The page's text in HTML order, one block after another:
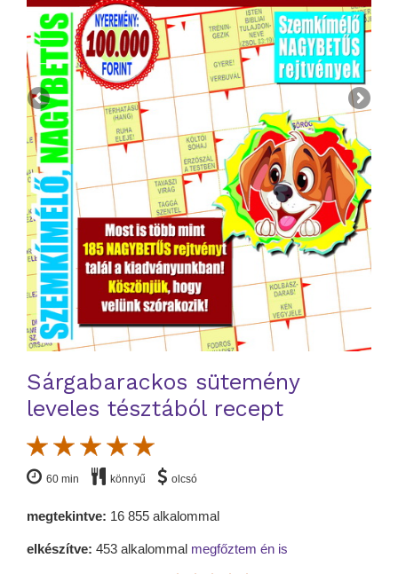
Sárgabarackos sütemény
leveles tésztából recept
60 min könnyű olcsó
megtekintve: 16 855 alkalommal
elkészítve: 453 alkalommal megfőztem én is